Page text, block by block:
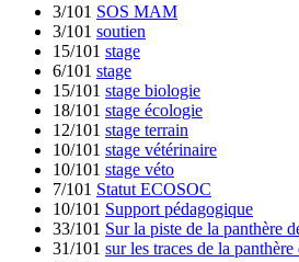
3/101 SOS MAM
3/101 soutien
15/101 stage
6/101 stage
15/101 stage biologie
18/101 stage écologie
12/101 stage terrain
10/101 stage vétérinaire
10/101 stage véto
7/101 Statut ECOSOC
10/101 Support pédagogique
33/101 Sur la piste de la panthère
31/101 sur les traces de la panthère